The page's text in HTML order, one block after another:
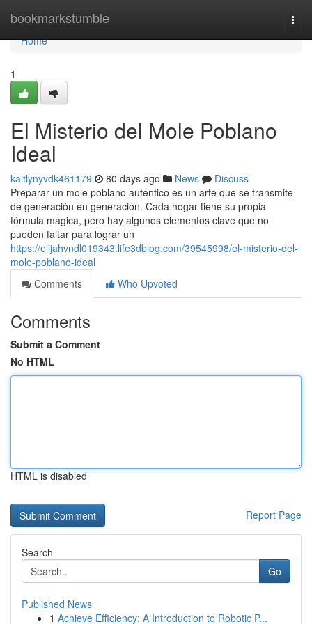
bookmarkstumble
Home
Home
1
El Misterio del Mole Poblano
Ideal
kaitlynyvdk461179 80 days ago News
Discuss
Preparar un mole poblano auténtico es un arte que se transmite
de generación en generación. Cada hogar tiene su propia
fórmula mágica, pero hay algunos elementos clave que no
pueden faltar para lograr un
https://elijahvndl019343.life3dblog.com/39545998/el-misterio-del-
mole-poblano-ideal
Comments
Who Upvoted
Comments
Submit a Comment
No HTML
HTML is disabled
Report Page
Search
Go
Published News
1 Achieve Efficiency: A Introduction to Robotic P...